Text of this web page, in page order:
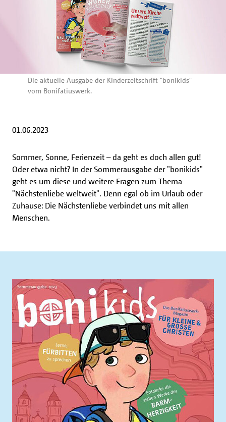
Die aktuelle Ausgabe der Kinderzeitschrift "bonikids"
vom Bonifatiuswerk.
01.06.2023
Sommer, Sonne, Ferienzeit – da geht es doch allen gut!
Oder etwa nicht? In der Sommerausgabe der "bonikids"
geht es um diese und weitere Fragen zum Thema
"Nächstenliebe weltweit". Denn egal ob im Urlaub oder
Zuhause: Die Nächstenliebe verbindet uns mit allen
Menschen.